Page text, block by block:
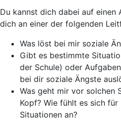
Du kannst dich dabei auf einen
dich an einer der folgenden
Was löst bei mir soziale
Gibt es bestimmte
der Schule) oder
bei dir soziale Ängste
Was geht mir vor solchen
Kopf? Wie fühlt es sich
Situationen an?